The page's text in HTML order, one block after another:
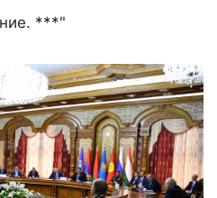
***"